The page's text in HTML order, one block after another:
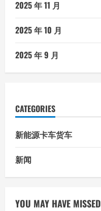
2025 年 11 月
2025 年 10 月
2025 年 9 月
CATEGORIES
新能源卡车货车
新闻
YOU MAY HAVE MISSED